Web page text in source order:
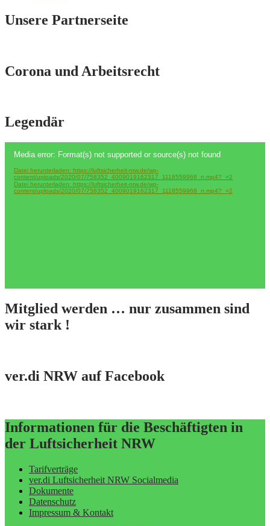
Unsere Partnerseite
Corona und Arbeitsrecht
Legendär
Player
Media error: Format(s) not supported or source(s) not found
Datei herunterladen: https://luftsicherheit-nrw.de/wp-
content/uploads/2020/07/758352_4009019162317_1118559968_n.mp4?_=2
Datei herunterladen: https://luftsicherheit-nrw.de/wp-
content/uploads/2020/07/758352_4009019162317_1118559968_n.mp4?_=2
Mitglied werden … nur zusammen sind
wir stark !
ver.di NRW auf Facebook
Informationen für die Beschäftigten in
der Luftsicherheit NRW
Tarifverträge
ver.di Luftsicherheit NRW Socialmedia
Dokumente
Datenschutz
Impressum & Kontakt